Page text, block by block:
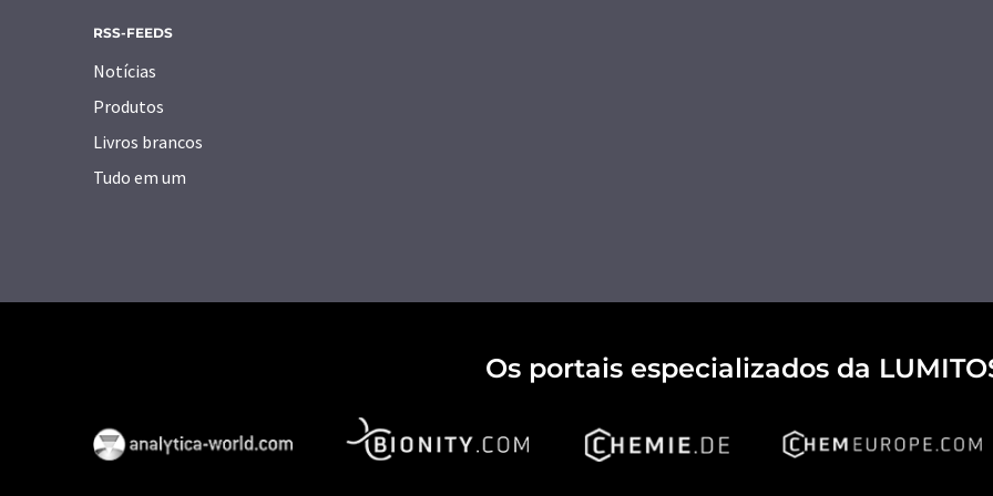
RSS-FEEDS
Notícias
Produtos
Livros brancos
Tudo em um
Os portais especializados da